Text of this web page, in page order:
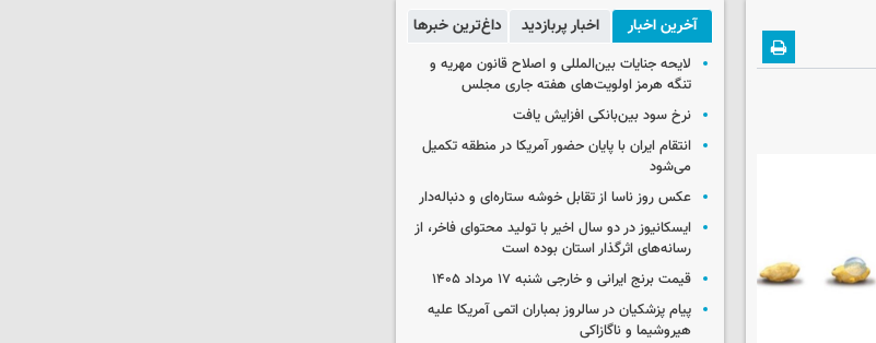
آخرین اخبار اخبار پربازدید داغ‌ترین خبرها
لایحه جنایات بین‌المللی و اصلاح قانون مهریه و
تنگه هرمز اولویت‌های هفته جاری مجلس
نرخ سود بین‌بانکی افزایش یافت
انتقام ایران با پایان حضور آمریکا در منطقه تکمیل
می‌شود
عکس روز ناسا از تقابل خوشه ستاره‌ای و دنباله‌دار
ایسکانیوز در دو سال اخیر با تولید محتوای فاخر، از
رسانه‌های اثرگذار استان بوده است
قیمت برنج ایرانی و خارجی شنبه ۱۷ مرداد ۱۴۰۵
پیام پزشکیان در سالروز بمباران اتمی آمریکا علیه
هیروشیما و ناگازاکی